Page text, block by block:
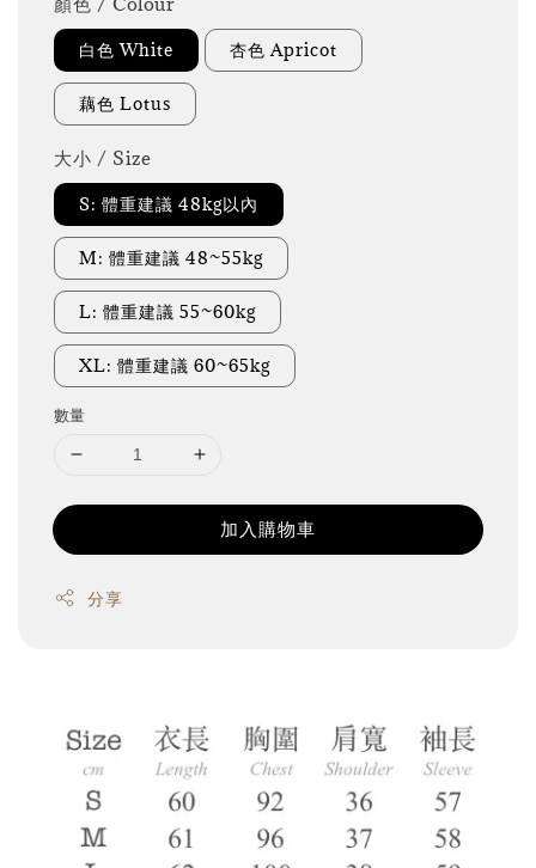
白色 White 杏色 Apricot
藕色 Lotus
大小 / Size
S: 體重建議 48kg以內
M: 體重建議 48~55kg
L: 體重建議 55~60kg
XL: 體重建議 60~65kg
數量
加入購物車
分享